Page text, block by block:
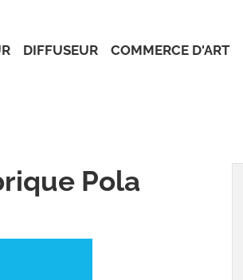
DIFFUSEUR COMMERCE D'ART
Pola